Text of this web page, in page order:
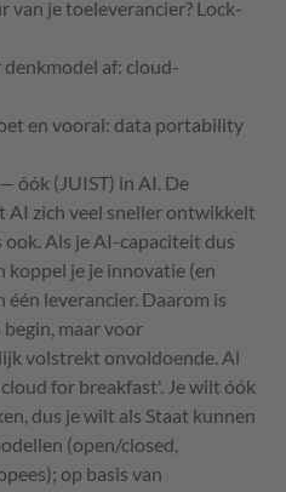
je toeleverancier? Lock-
af: cloud-
en vooral: data portability
óók (JUIST) in AI. De
AI zich veel sneller ontwikkelt
Als je AI-capaciteit dus
koppel je je innovatie (en
leverancier. Daarom is
maar voor
volstrekt onvoldoende. Al
for breakfast'. Je wilt óók
dus je wilt als Staat kunnen
(open/closed,
op basis van